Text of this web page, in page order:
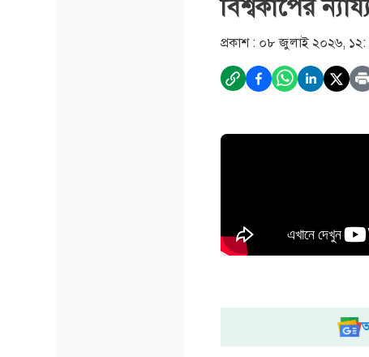
বিশ্বকাপের
প্রকাশ : ০৮ জুলাই ২০২৬,